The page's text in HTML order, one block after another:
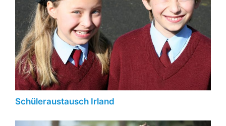
Schüleraustausch Irland